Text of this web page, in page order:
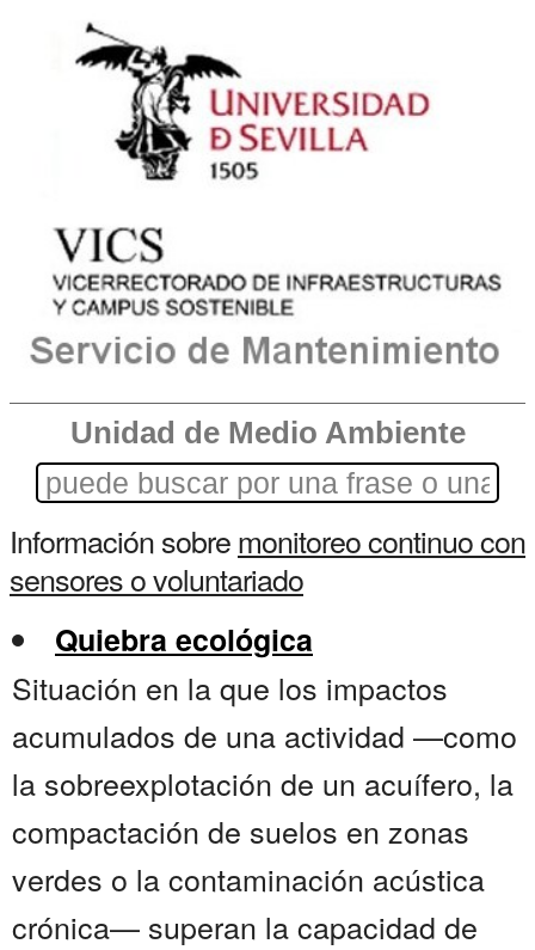
Unidad de Medio Ambiente
Información sobremonitoreo continuo con
sensores o voluntariado
Quiebra ecológica
Situación en la que los impactos
acumulados de una actividad —como
la sobreexplotación de un acuífero, la
compactación de suelos en zonas
verdes o la contaminación acústica
crónica— superan la capacidad de